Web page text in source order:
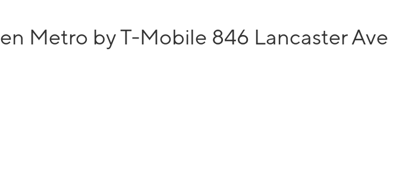
en Metro by T-Mobile 846 Lancaster Ave